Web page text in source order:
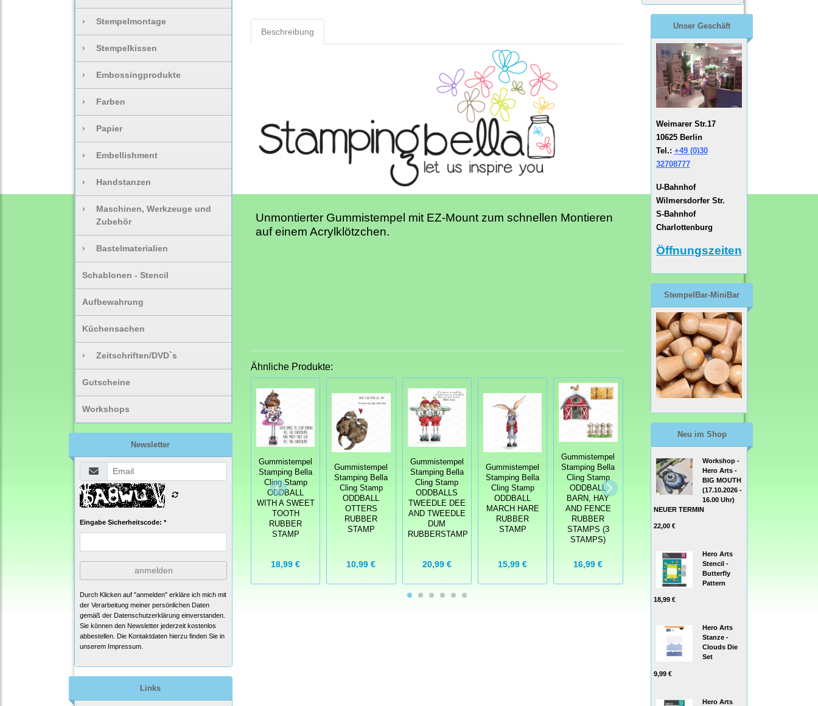
› Stempelmontage
› Stempelkissen
› Embossingprodukte
› Farben
› Papier
› Embellishment
› Handstanzen
›
Maschinen, Werkzeuge und
Zubehör
› Bastelmaterialien
Schablonen - Stencil
Aufbewahrung
Küchensachen
› Zeitschriften/DVD`s
Gutscheine
Workshops
Newsletter
Eingabe Sicherheitscode: *
anmelden
Durch Klicken auf "anmelden" erkläre ich mich mit
der Verarbeitung meiner persönlichen Daten
gemäß der Datenschutzerklärung einverstanden.
Sie können den Newsletter jederzeit kostenlos
abbestellen. Die Kontaktdaten hierzu finden Sie in
unserem Impressum.
Links
Beschreibung
Unmontierter Gummistempel mit EZ-Mount zum schnellen Montieren
auf einem Acrylklötzchen.
Ähnliche Produkte:
Gummistempel
Stamping Bella
Cling Stamp
ODDBALL
WITH A SWEET
TOOTH
RUBBER
STAMP
18,99 €
Gummistempel
Stamping Bella
Cling Stamp
ODDBALL
OTTERS
RUBBER
STAMP
10,99 €
Gummistempel
Stamping Bella
Cling Stamp
ODDBALLS
TWEEDLE DEE
AND TWEEDLE
DUM
RUBBERSTAMP
20,99 €
Gummistempel
Stamping Bella
Cling Stamp
ODDBALL
MARCH HARE
RUBBER
STAMP
15,99 €
Gummistempel
Stamping Bella
Cling Stamp
ODDBALL
BARN, HAY
AND FENCE
RUBBER
STAMPS (3
STAMPS)
16,99 €
Gummistempel
Stamping Bella
ODDBALL
23,99 €
Gummistempel
Stamping Bella
Cling Stamp
12,99 €
Unser Geschäft
Weimarer Str.17
10625 Berlin
Tel.: +49 (0)30
32708777
U-Bahnhof
Wilmersdorfer Str.
S-Bahnhof
Charlottenburg
Öffnungszeiten
StempelBar-MiniBar
Neu im Shop
Workshop -
Hero Arts -
BIG MOUTH
(17.10.2026 -
16.00 Uhr)
NEUER TERMIN
22,00 €
Hero Arts
Stencil -
Butterfly
Pattern
18,99 €
Hero Arts
Stanze -
Clouds Die
Set
9,99 €
Hero Arts